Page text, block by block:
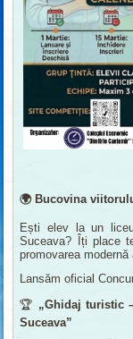
🌍Bucovina
Ești elev la un
Suceava? Îți place
promovarea
Lansăm oficial
🏆 „Ghidaj turistic
Suceava”